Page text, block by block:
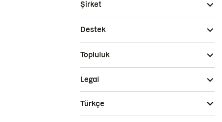
Şirket
Destek
Topluluk
Legal
Türkçe